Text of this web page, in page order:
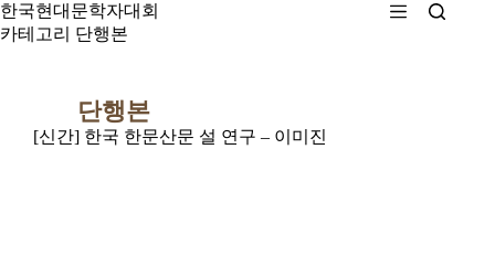
본
문
한국현대문학자대회
카테고리 단행본
단행본
[신간] 한국 한문산문 설 연구 – 이미진